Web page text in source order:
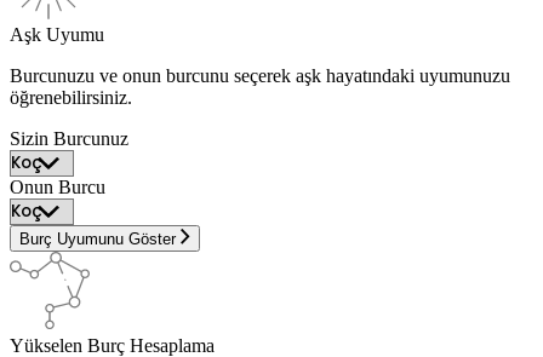
Aşk Uyumu
Burcunuzu ve onun burcunu seçerek aşk hayatındaki uyumunuzu
öğrenebilirsiniz.
Sizin Burcunuz
Onun Burcu
Burç Uyumunu Göster
Yükselen Burç Hesaplama